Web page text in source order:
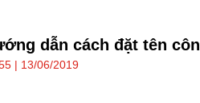
dẫn cách đặt tên
| 13/06/2019